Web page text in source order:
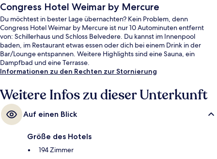
Congress Hotel Weimar by Mercure
Du möchtest in bester Lage übernachten? Kein Problem, denn
Congress Hotel Weimar by Mercure ist nur 10 Autominuten entfernt
von: Schillerhaus und Schloss Belvedere. Du kannst im Innenpool
baden, im Restaurant etwas essen oder dich bei einem Drink in der
Bar/Lounge entspannen. Weitere Highlights sind eine Sauna, ein
Dampfbad und eine Terrasse.
Informationen zu den Rechten zur Stornierung
Weitere Infos zu dieser Unterkunft
Auf einen Blick
Größe des Hotels
194 Zimmer